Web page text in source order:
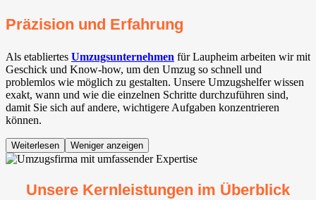
Präzision und Erfahrung
Als etabliertes Umzugsunternehmen für Laupheim arbeiten wir mit
Geschick und Know-how, um den Umzug so schnell und
problemlos wie möglich zu gestalten. Unsere Umzugshelfer wissen
exakt, wann und wie die einzelnen Schritte durchzuführen sind,
damit Sie sich auf andere, wichtigere Aufgaben konzentrieren
können.
Weiterlesen Weniger anzeigen
Unsere Kernleistungen im Überblick